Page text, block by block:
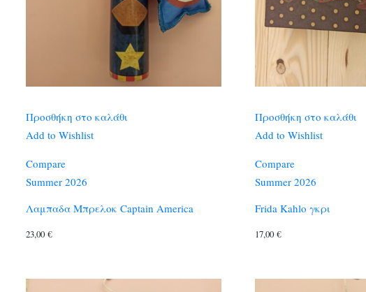
Προσθήκη στο καλάθι
Add to Wishlist
Compare
Summer 2026
Λαμπαδα Μπρελοκ Captain America
23,00 €
Προσθήκη στο καλάθι
Add to Wishlist
Compare
Summer 2026
Frida Kahlo γκρι
17,00€